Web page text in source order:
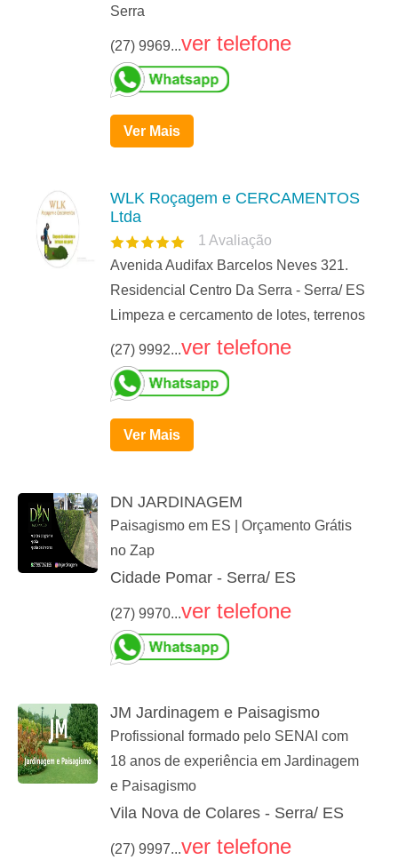
Serra
(27) 9969...ver telefone
Ver Mais
WLK Roçagem e CERCAMENTOS
Ltda
1 Avaliação
Avenida Audifax Barcelos Neves 321.
Residencial Centro Da Serra - Serra/ ES
Limpeza e cercamento de lotes, terrenos
(27) 9992...ver telefone
Ver Mais
DN JARDINAGEM
Paisagismo em ES | Orçamento Grátis
no Zap
Cidade Pomar - Serra/ ES
(27) 9970...ver telefone
JM Jardinagem e Paisagismo
Profissional formado pelo SENAI com
18 anos de experiência em Jardinagem
e Paisagismo
Vila Nova de Colares - Serra/ ES
(27) 9997...ver telefone